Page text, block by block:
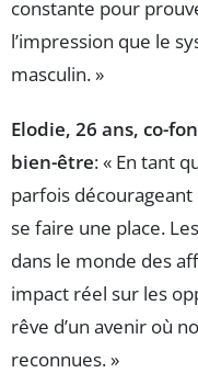
constante pour
l’impression que le
masculin. »
Elodie, 26 ans, co-
bien-être: « En tant
parfois
se faire une place.
dans le monde des
impact réel sur les
rêve d’un avenir où
reconnues. »